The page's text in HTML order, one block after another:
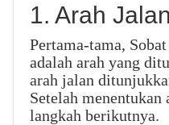
1. Arah Jalan
Pertama-tama,
adalah arah yang
arah jalan
Setelah
langkah berikutnya.